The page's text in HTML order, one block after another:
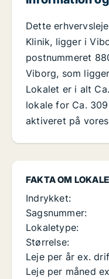
FAKTA OM
Indrykket:
Sagsnummer:
Lokaletype:
Størrelse:
Leje per år ex.
Leje per måned
Dette
Klinik, ligger i
postnummeret
Viborg, som
Lokalet er i alt
lokale for Ca.
aktiveret på